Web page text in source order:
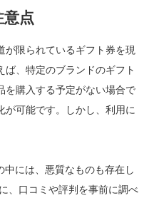
意点
が限られているギフト券を現
、特定のブランドのギフト
を購入する予定がない場合で
が可能です。しかし、利用に
中には、悪質なものも存在し
、口コミや評判を事前に調べ